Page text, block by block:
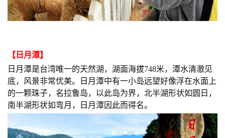
【日月潭】
日月潭是台湾唯一的天然湖，湖面海拔748米，潭水清澈见
底，风景非常优美。日月潭中有一小岛远望好像浮在水面上
的一颗珠子，名拉鲁岛，以此岛为界，北半湖形状如圆日，
南半湖形状如弯月，日月潭因此而得名。